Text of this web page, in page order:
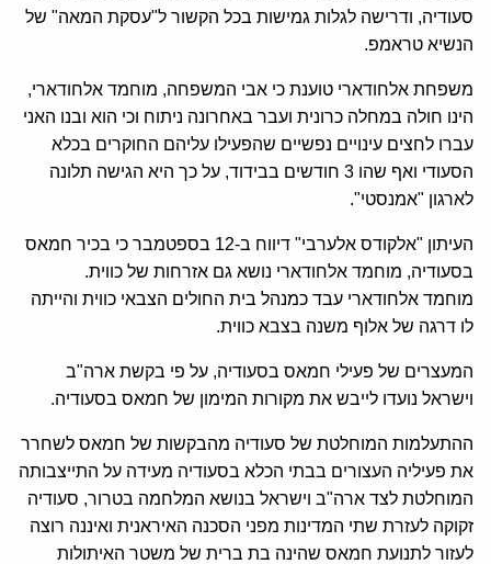
סעודיה, ודרישה לגלות גמישות בכל הקשור ל"עסקת המאה" של
הנשיא טראמפ.
משפחת אלחודארי טוענת כי אבי המשפחה, מוחמד אלחודארי,
הינו חולה במחלה כרונית ועבר באחרונה ניתוח וכי הוא ובנו האני
עברו לחצים עינויים נפשיים שהפעילו עליהם החוקרים בכלא
הסעודי ואף שהו 3 חודשים בבידוד, על כך היא הגישה תלונה
לארגון "אמנסטי".
העיתון "אלקודס אלערבי" דיווח ב-12 בספטמבר כי בכיר חמאס
בסעודיה, מוחמד אלחודארי נושא גם אזרחות של כווית.
מוחמד אלחודארי עבד כמנהל בית החולים הצבאי כווית והייתה
לו דרגה של אלוף משנה בצבא כווית.
המעצרים של פעילי חמאס בסעודיה, על פי בקשת ארה"ב
וישראל נועדו לייבש את מקורות המימון של חמאס בסעודיה.
ההתעלמות המוחלטת של סעודיה מהבקשות של חמאס לשחרר
את פעיליה העצורים בבתי הכלא בסעודיה מעידה על התייצבותה
המוחלטת לצד ארה"ב וישראל בנושא המלחמה בטרור, סעודיה
זקוקה לעזרת שתי המדינות מפני הסכנה האיראנית ואיננה רוצה
לעזור לתנועת חמאס שהינה בת ברית של משטר האיתולות